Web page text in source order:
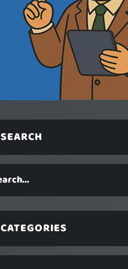
SEARCH
CATEGORIES